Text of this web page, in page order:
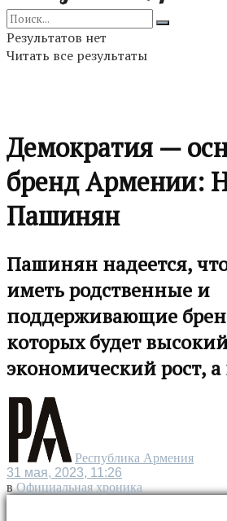
Результатов нет
Читать все результаты
Демократия —
бренд Армении:
Пашинян
Пашинян надеется,
иметь родственные и
поддерживающие
которых будет
экономический рост,
Республика Армения
31 мая, 2023, 11:26
в Официальная хроника